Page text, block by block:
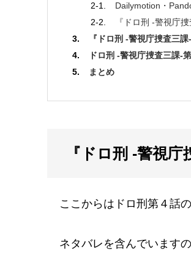
Dailymotion・
『ドロ刑 -警視庁
『ドロ刑 -警視庁捜査三
ドロ刑 -警視庁捜査三課-
まとめ
『ドロ刑 -警視
ここからはドロ刑第４話
ネタバレを含んでいます